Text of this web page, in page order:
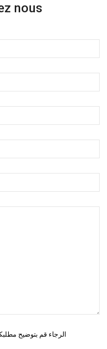
nous
الرجاء قم بتوضيح